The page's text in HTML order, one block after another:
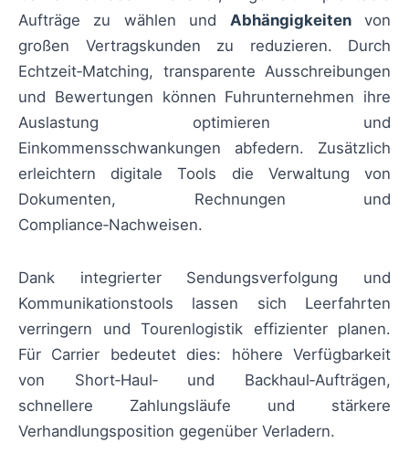
Aufträge zu wählen und Abhängigkeitenvon
großen Vertragskunden zu reduzieren. Durch
Echtzeit‑Matching, transparente Ausschreibungen
und Bewertungen können Fuhrunternehmen ihre
Auslastung optimieren und
Einkommensschwankungen abfedern. Zusätzlich
erleichtern digitale Tools die Verwaltung von
Dokumenten, Rechnungen und
Compliance‑Nachweisen.
Dank integrierter Sendungsverfolgung und
Kommunikationstools lassen sich Leerfahrten
verringern und Tourenlogistik effizienter planen.
Für Carrier bedeutet dies: höhere Verfügbarkeit
von Short‑Haul‑ und Backhaul‑Aufträgen,
schnellere Zahlungsläufe und stärkere
Verhandlungsposition gegenüber Verladern.